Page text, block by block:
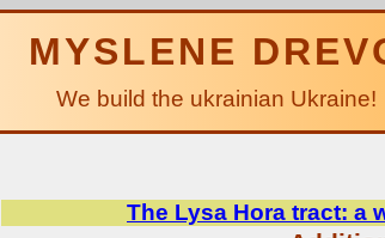
MYSLENE
We build the ukrainian Ukraine!
The Lysa Hora tract: a